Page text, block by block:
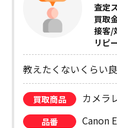
査定
買取
接客/
リピ
教えたくないくらい
買取商品 カメラ
品番 Canon